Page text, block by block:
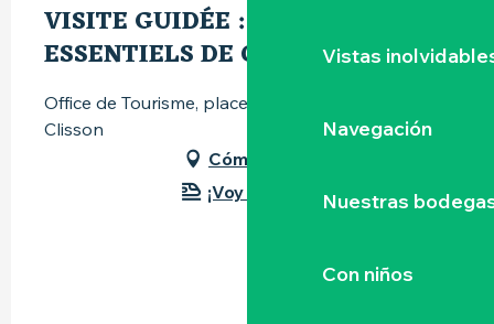
Vistas
Navegación
Nuestras
Con niños
VISITE GUIDÉE : LES
ESSENTIELS DE CLISSON
Office de Tourisme, place du Minage, 44190
Clisson
Cómo llegar
¡Voy en tren!